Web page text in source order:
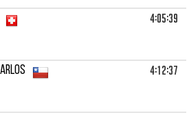
4:05:39
4:12:37